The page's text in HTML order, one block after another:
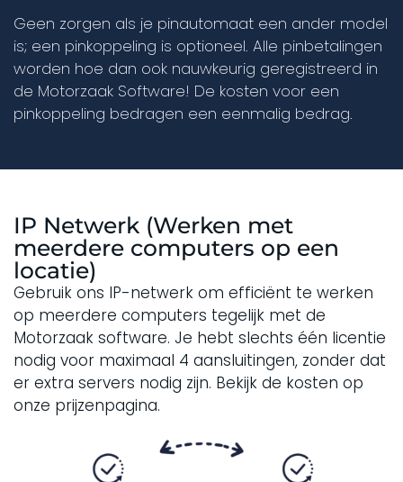
Geen zorgen als je pinautomaat een ander model
is; een pinkoppeling is optioneel. Alle pinbetalingen
worden hoe dan ook nauwkeurig geregistreerd in
de Motorzaak Software! De kosten voor een
pinkoppeling bedragen een eenmalig bedrag.
IP Netwerk (Werken met
meerdere computers op een
locatie)
Gebruik ons IP-netwerk om efficiënt te werken
op meerdere computers tegelijk met de
Motorzaak software. Je hebt slechts één licentie
nodig voor maximaal 4 aansluitingen, zonder dat
er extra servers nodig zijn. Bekijk de kosten op
onze prijzenpagina.